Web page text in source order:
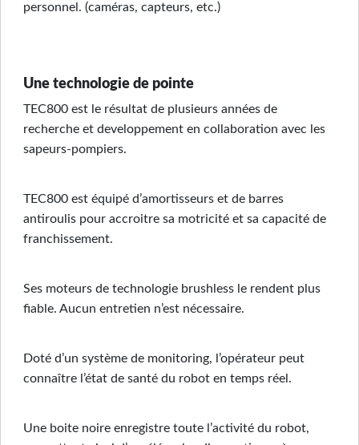
personnel. (caméras, capteurs, etc.)
Une technologie de pointe
TEC800 est le résultat de plusieurs années de
recherche et developpement en collaboration avec les
sapeurs-pompiers.
TEC800 est équipé d’amortisseurs et de barres
antiroulis pour accroitre sa motricité et sa capacité de
franchissement.
Ses moteurs de technologie brushless le rendent plus
fiable. Aucun entretien n’est nécessaire.
Doté d’un système de monitoring, l’opérateur peut
connaître l’état de santé du robot en temps réel.
Une boite noire enregistre toute l’activité du robot,